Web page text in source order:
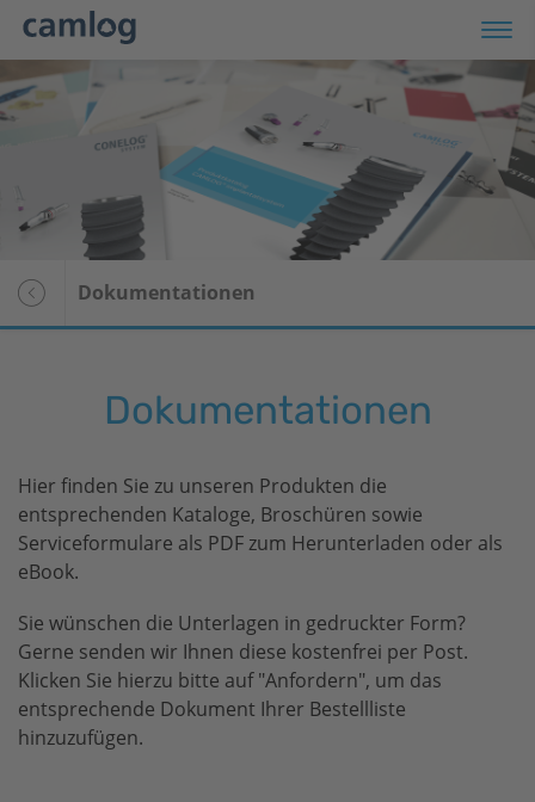
Patientengeschichten
Newsletter-Anmeldung
Kontakt
Dokumentationen
Dokumentationen
Hier finden Sie zu unseren Produkten die
entsprechenden Kataloge, Broschüren sowie
Serviceformulare als PDF zum Herunterladen oder als
eBook.
Sie wünschen die Unterlagen in gedruckter Form?
Gerne senden wir Ihnen diese kostenfrei per Post.
Klicken Sie hierzu bitte auf "Anfordern", um das
entsprechende Dokument Ihrer Bestellliste
hinzuzufügen.